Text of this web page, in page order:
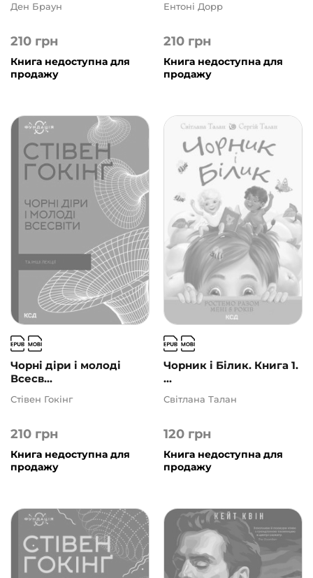
210 грн
Ден Браун
Книга недоступна для
продажу
210 грн
Ентоні Дорр
Книга недоступна для
продажу
Чорні діри і молоді
Всесв...
210 грн
Стівен Гокінг
Книга недоступна для
продажу
Чорник і Білик. Книга 1.
...
120 грн
Світлана Талан
Книга недоступна для
продажу